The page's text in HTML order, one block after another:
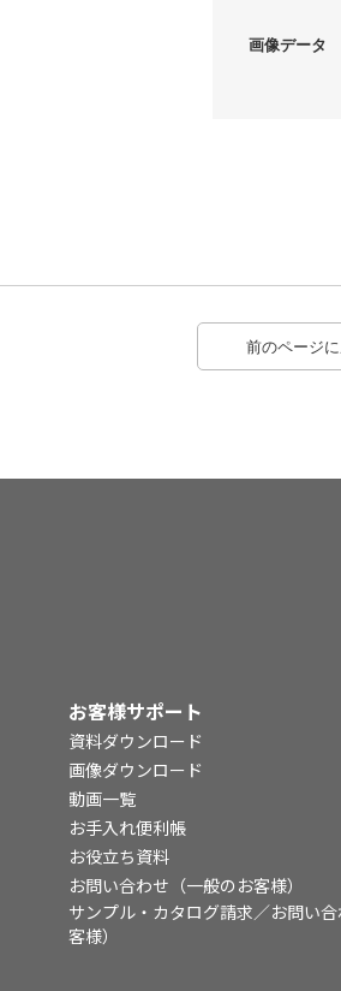
画像データ
前のページ
お客様サポート
資料ダウンロード
画像ダウンロード
動画一覧
お手入れ便利帳
お役立ち資料
お問い合わせ（一般のお客様）
サンプル・カタログ請求／お問い
客様）